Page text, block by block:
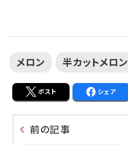
メロン 半カットメロン
ポスト シェア
前の記事